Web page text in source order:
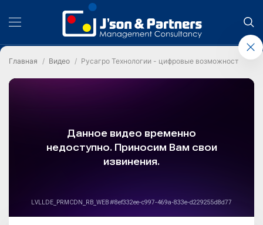
Главная Видео Русагро Технологии - цифровые возможности в